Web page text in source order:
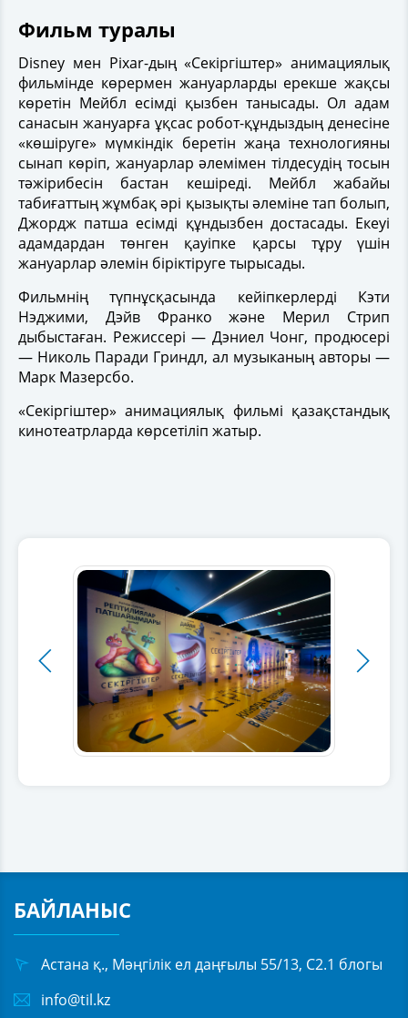
Фильм туралы
Disney мен Pixar-дың «Секіргіштер» анимациялық
фильмінде көрермен жануарларды ерекше жақсы
көретін Мейбл есімді қызбен танысады. Ол адам
санасын жануарға ұқсас робот-құндыздың денесіне
«көшіруге» мүмкіндік беретін жаңа технологияны
сынап көріп, жануарлар әлемімен тілдесудің тосын
тәжірибесін бастан кешіреді. Мейбл жабайы
табиғаттың жұмбақ әрі қызықты әлеміне тап болып,
Джордж патша есімді құндызбен достасады. Екеуі
адамдардан төнген қауіпке қарсы тұру үшін
жануарлар әлемін біріктіруге тырысады.
Фильмнің түпнұсқасында кейіпкерлерді Кэти
Нэджими, Дэйв Франко және Мерил Стрип
дыбыстаған. Режиссері — Дэниел Чонг, продюсері
— Николь Паради Гриндл, ал музыканың авторы —
Марк Мазерсбо.
«Секіргіштер» анимациялық фильмі қазақстандық
кинотеатрларда көрсетіліп жатыр.
БАЙЛАНЫС
Астана қ., Мәңгілік ел даңғылы 55/13, С2.1 блогы
info@til.kz